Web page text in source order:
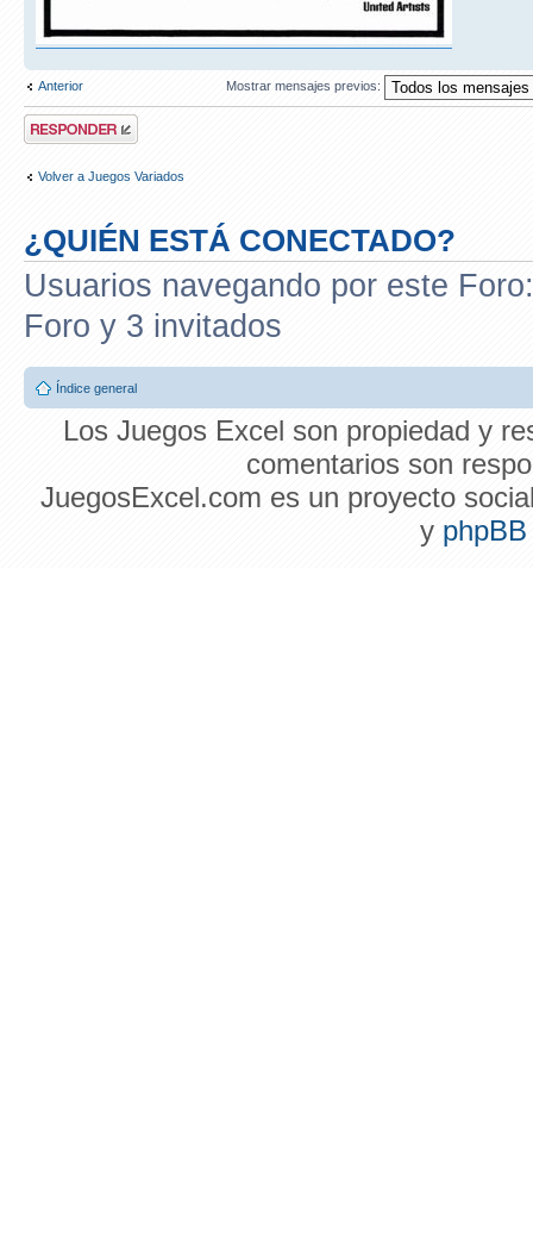
Anterior Mostrar mensajes previos:
Publicar una
respuesta
Volver a Juegos Variados
¿QUIÉN ESTÁ CONECTADO?
Usuarios navegando por este
Foro y 3 invitados
Índice general
Los Juegos Excel son propiedad y
comentarios son
JuegosExcel.com es un proyecto
y phpBB